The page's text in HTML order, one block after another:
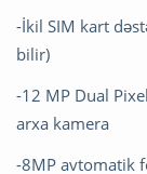
-İkil SIM kart
bilir)
-12 MP Dual
arxa kamera
-8MP avtomatik